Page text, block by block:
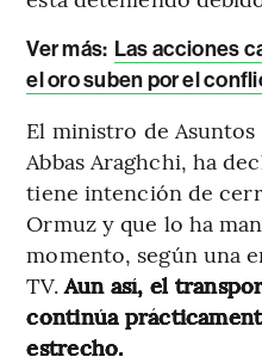
Ver más: Las acciones
el oro suben por el
El ministro de
Abbas Araghchi, ha
tiene intención de
Ormuz y que lo ha
momento, según una
TV.Aun así, el
continúa
estrecho.